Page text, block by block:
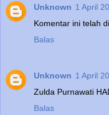
Unknown 1 April
Komentar ini telah
Balas
Unknown 1 April
Zulda Purnawati
Balas